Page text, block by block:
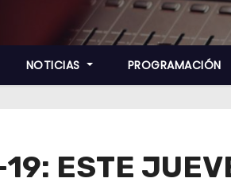
NOTICIAS PROGRAMACIÓN
ESTE